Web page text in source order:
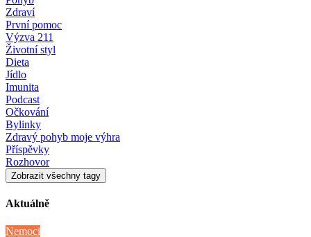
Zdraví
První pomoc
Výzva 211
Životní styl
Dieta
Jídlo
Imunita
Podcast
Očkování
Bylinky
Zdravý pohyb moje výhra
Příspěvky
Rozhovor
Zobrazit všechny tagy
Aktuálně
Nemoci